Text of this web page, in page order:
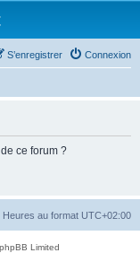
Connexion
S’enregistrer
ce forum ?
Heures au format UTC+02:00
Limited